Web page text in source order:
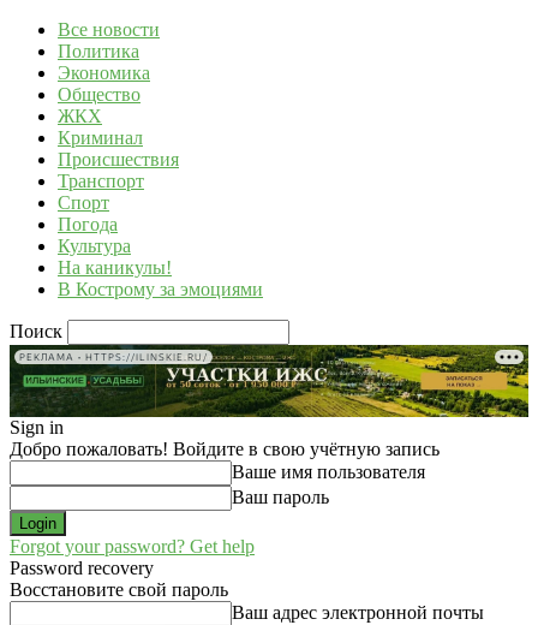
Все новости
Политика
Экономика
Общество
ЖКХ
Криминал
Происшествия
Транспорт
Спорт
Погода
Культура
На каникулы!
В Кострому за эмоциями
Поиск
РЕКЛАМА • HTTPS://ILINSKIE.RU/
Sign in
Добро пожаловать! Войдите в свою учётную запись
Ваше имя пользователя
Ваш пароль
Forgot your password? Get help
Password recovery
Восстановите свой пароль
Ваш адрес электронной почты